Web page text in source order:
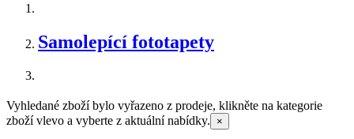
Samolepící fototapety
Vyhledané zboží bylo vyřazeno z prodeje, klikněte na kategorie
zboží vlevo a vyberte z aktuální nabídky.
×